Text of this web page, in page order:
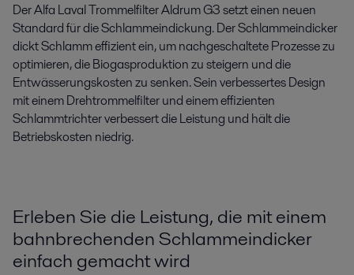
Der Alfa Laval Trommelfilter Aldrum G3 setzt einen neuen
Standard für die Schlammeindickung. Der Schlammeindicker
dickt Schlamm effizient ein, um nachgeschaltete Prozesse zu
optimieren, die Biogasproduktion zu steigern und die
Entwässerungskosten zu senken. Sein verbessertes Design
mit einem Drehtrommelfilter und einem effizienten
Schlammtrichter verbessert die Leistung und hält die
Betriebskosten niedrig.
Erleben Sie die Leistung, die mit einem
bahnbrechenden Schlammeindicker
einfach gemacht wird